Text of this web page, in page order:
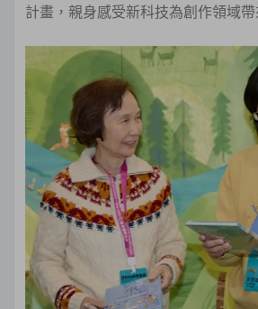
計畫，親身感受新科技為創作領域